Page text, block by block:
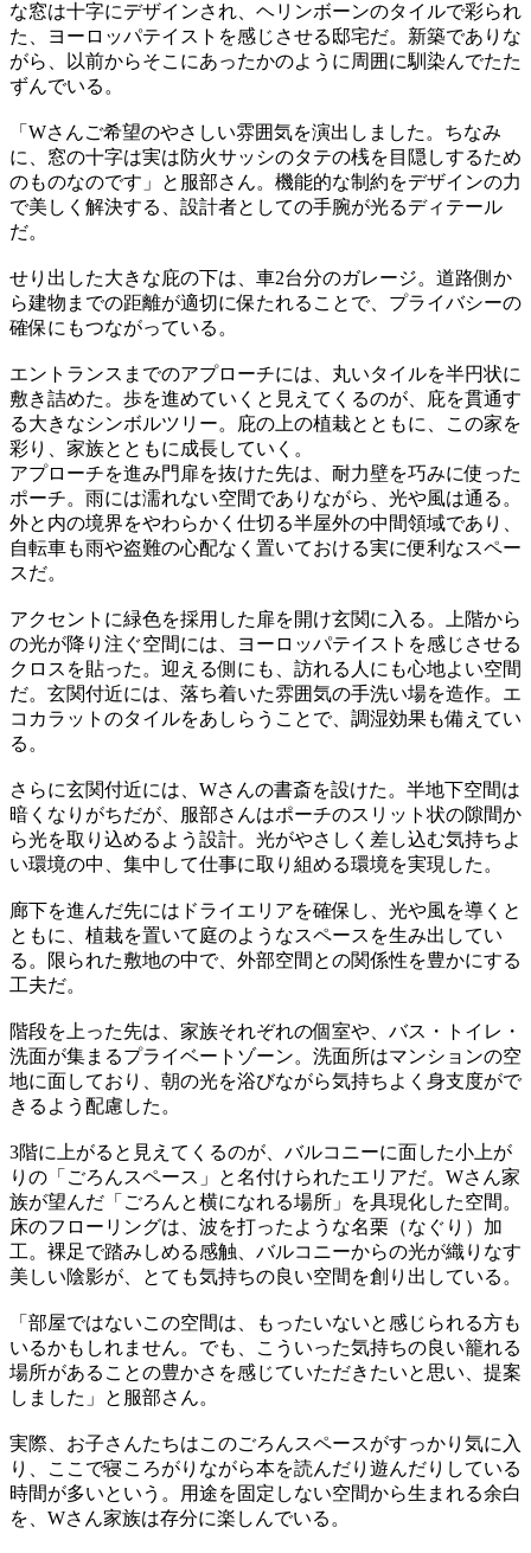
な窓は十字にデザインされ、ヘリンボーンのタイルで彩られ
た、ヨーロッパテイストを感じさせる邸宅だ。新築でありな
がら、以前からそこにあったかのように周囲に馴染んでたた
ずんでいる。
「Wさんご希望のやさしい雰囲気を演出しました。ちなみ
に、窓の十字は実は防火サッシのタテの桟を目隠しするため
のものなのです」と服部さん。機能的な制約をデザインの力
で美しく解決する、設計者としての手腕が光るディテール
だ。
せり出した大きな庇の下は、車2台分のガレージ。道路側か
ら建物までの距離が適切に保たれることで、プライバシーの
確保にもつながっている。
エントランスまでのアプローチには、丸いタイルを半円状に
敷き詰めた。歩を進めていくと見えてくるのが、庇を貫通す
る大きなシンボルツリー。庇の上の植栽とともに、この家を
彩り、家族とともに成長していく。
アプローチを進み門扉を抜けた先は、耐力壁を巧みに使った
ポーチ。雨には濡れない空間でありながら、光や風は通る。
外と内の境界をやわらかく仕切る半屋外の中間領域であり、
自転車も雨や盗難の心配なく置いておける実に便利なスペー
スだ。
アクセントに緑色を採用した扉を開け玄関に入る。上階から
の光が降り注ぐ空間には、ヨーロッパテイストを感じさせる
クロスを貼った。迎える側にも、訪れる人にも心地よい空間
だ。玄関付近には、落ち着いた雰囲気の手洗い場を造作。エ
コカラットのタイルをあしらうことで、調湿効果も備えてい
る。
さらに玄関付近には、Wさんの書斎を設けた。半地下空間は
暗くなりがちだが、服部さんはポーチのスリット状の隙間か
ら光を取り込めるよう設計。光がやさしく差し込む気持ちよ
い環境の中、集中して仕事に取り組める環境を実現した。
廊下を進んだ先にはドライエリアを確保し、光や風を導くと
ともに、植栽を置いて庭のようなスペースを生み出してい
る。限られた敷地の中で、外部空間との関係性を豊かにする
工夫だ。
階段を上った先は、家族それぞれの個室や、バス・トイレ・
洗面が集まるプライベートゾーン。洗面所はマンションの空
地に面しており、朝の光を浴びながら気持ちよく身支度がで
きるよう配慮した。
3階に上がると見えてくるのが、バルコニーに面した小上が
りの「ごろんスペース」と名付けられたエリアだ。Wさん家
族が望んだ「ごろんと横になれる場所」を具現化した空間。
床のフローリングは、波を打ったような名栗（なぐり）加
工。裸足で踏みしめる感触、バルコニーからの光が織りなす
美しい陰影が、とても気持ちの良い空間を創り出している。
「部屋ではないこの空間は、もったいないと感じられる方も
いるかもしれません。でも、こういった気持ちの良い籠れる
場所があることの豊かさを感じていただきたいと思い、提案
しました」と服部さん。
実際、お子さんたちはこのごろんスペースがすっかり気に入
り、ここで寝ころがりながら本を読んだり遊んだりしている
時間が多いという。用途を固定しない空間から生まれる余白
を、Wさん家族は存分に楽しんでいる。